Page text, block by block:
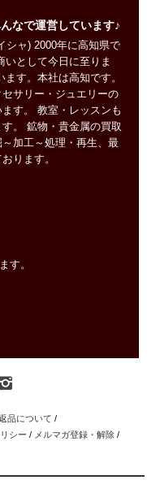
なで運営しています♪
ャ) 2000年に高知県で
いとして今日に至りま
す。本社は高知です。
サリー・ジュエリーの
す。 教室・レッスンも
。 鉱物・貴金属の買取
加工～処理・再生、最
ります。
す。
品について /
シー / メルマガ登録・解除 /